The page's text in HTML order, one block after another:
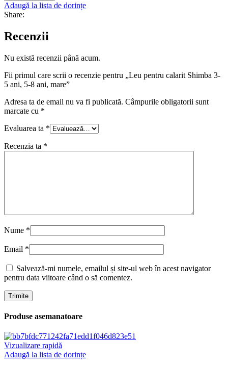
Adaugă la lista de dorințe
Share:
Recenzii
Nu există recenzii până acum.
Fii primul care scrii o recenzie pentru „Leu pentru calarit Shimba 3-
5 ani, 5-8 ani, mare”
Adresa ta de email nu va fi publicată. Câmpurile obligatorii sunt
marcate cu *
Evaluarea ta *
Recenzia ta *
Nume *
Email *
Salvează-mi numele, emailul și site-ul web în acest navigator
pentru data viitoare când o să comentez.
Produse asemanatoare
Vizualizare rapidă
Adaugă la lista de dorințe